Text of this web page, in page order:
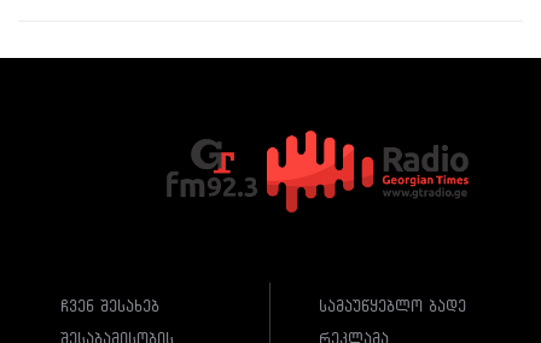
ჩვენ შესახებ
შესაბამისობის
სამაუწყებლო ბადე
რეკლამა